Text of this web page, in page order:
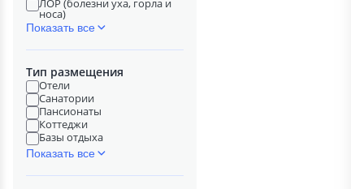
ЛОР (болезни уха, горла и
носа)
Показать все
Тип размещения
Отели
Санатории
Пансионаты
Коттеджи
Базы отдыха
Показать все